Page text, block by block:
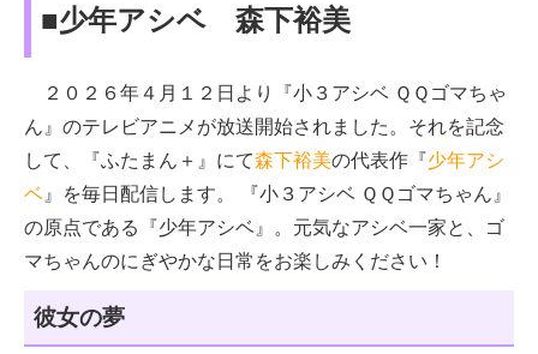
■少年アシベ 森下裕美
２０２６年４月１２日より『小３アシベ ＱＱゴマちゃ
ん』のテレビアニメが放送開始されました。それを記念
して、『ふたまん＋』にて森下裕美の代表作『少年アシ
ベ 』を毎日配信します。 『小３アシベ ＱＱゴマちゃん』
の原点である『少年アシベ』。元気なアシベ一家と、ゴ
マちゃんのにぎやかな日常をお楽しみください！
彼女の夢